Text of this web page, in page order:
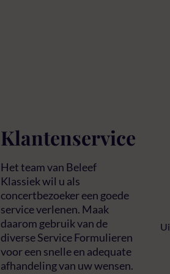
Klantenservice
Het team van Beleef
Klassiek wil u als
concertbezoeker een goede
service verlenen. Maak
daarom gebruik van de
diverse Service Formulieren
voor een snelle en adequate
afhandeling van uw wensen.